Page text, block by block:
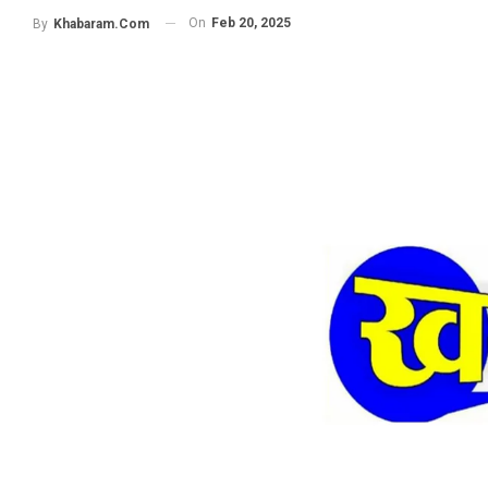
By Khabaram.Com On Feb 20, 2025